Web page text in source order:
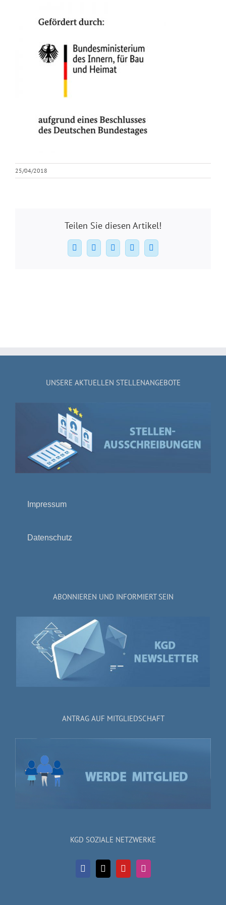
25/04/2018
Teilen Sie diesen Artikel!
Facebook
X WhatsAppPinterest
E-
Mail
UNSERE AKTUELLEN STELLENANGEBOTE
Impressum
Datenschutz
ABONNIEREN UND INFORMIERT SEIN
ANTRAG AUF MITGLIEDSCHAFT
KGD SOZIALE NETZWERKE